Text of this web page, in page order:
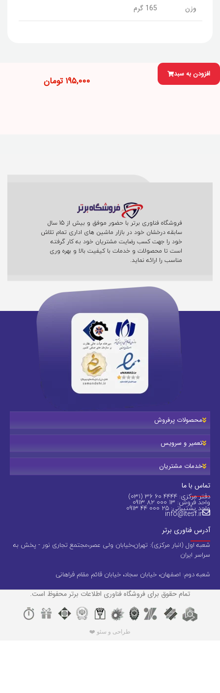
وزن 165 گرم
افزودن به سبد
۱۹۵,۰۰۰ تومان
فروشگاه فناوری برتر با حضور موفق و بیش از 15 سال
سابقه درخشان خود در بازار ماشین های اداری تمام تلاش
خود را جهت کسب رضایت مشتریان خود به کار گرفته
است تا محصولات و خدمات با کیفیت بالا و بهره وری
مناسب را ارائه نماید.
محصولات پرفروش
تعمیر و سرویس
خدمات مشتریان
تماس با ما
دفتر مرکزی: 4444 60 36 (031)
واحد فروش: 13 000 82 0913
واحد پشتیبانی: 25 000 44 0913
info@itesf.ir
آدرس فناوری برتر
شعبه اول (انبار مرکزی): تهران،خیابان ولی عصر،مجتمع تجاری نور - پخش به
سراسر ایران
شعبه دوم: اصفهان، خیابان سجاد، خیابان قائم مقام فراهانی
تمام حقوق برای فروشگاه فناوری اطلاعات برتر محفوظ است.
طراحی و سئو ❤️